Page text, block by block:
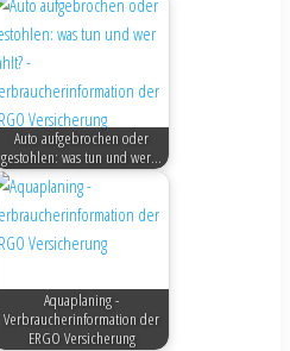
Auto aufgebrochen oder
gestohlen: was tun und wer…
Aquaplaning -
Verbraucherinformation der
ERGO Versicherung